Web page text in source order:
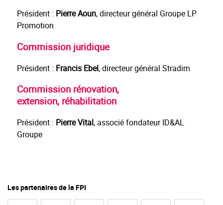
Président : Pierre Aoun, directeur général Groupe LP
Promotion
Commission juridique
Président : Francis Ebel,directeur général Stradim
Commission rénovation,
extension, réhabilitation
Président : Pierre Vital, associé fondateur ID&AL
Groupe
Les partenaires de la FPI